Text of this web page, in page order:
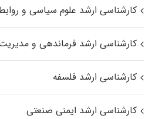
کارشناسی ارشد علوم سیاسی و
کارشناسی ارشد فرماندهی و
کارشناسی ارشد فلسفه
کارشناسی ارشد ایمنی صنعتی